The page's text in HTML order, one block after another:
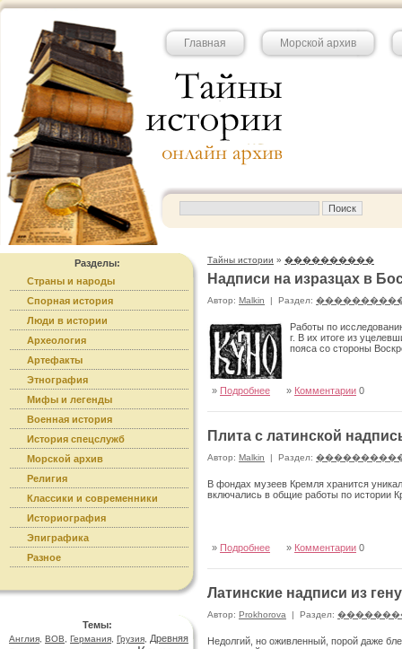
Главная Морской архив
Разделы:
Страны и народы
Спорная история
Люди в истории
Археология
Артефакты
Этнография
Мифы и легенды
Военная история
История спецслужб
Морской архив
Религия
Классики и современники
Историография
Эпиграфика
Разное
Темы:
Англия ВОВ Германия Грузия
Древняя
Тайны истории » ����������
Надписи на изразцах в
Автор: Malkin | Раздел:
Работы по
г. В их итоге из
пояса со стороны
» Подробнее » Комментарии 0
Плита с латинской
Автор: Malkin | Раздел:
В фондах музеев Кремля хранится
включались в общие работы по истории
» Подробнее » Комментарии 0
Латинские надписи из
Автор: Prokhorova | Раздел:
Недолгий, но оживленный, порой даже